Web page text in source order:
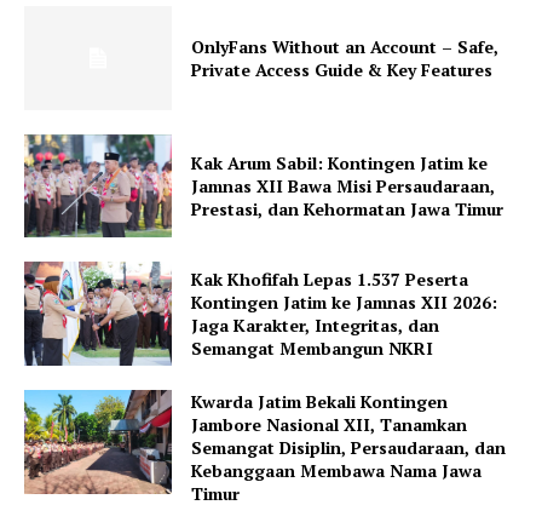
OnlyFans Without an Account – Safe,
Private Access Guide & Key Features
Kak Arum Sabil: Kontingen Jatim ke
Jamnas XII Bawa Misi Persaudaraan,
Prestasi, dan Kehormatan Jawa Timur
Kak Khofifah Lepas 1.537 Peserta
Kontingen Jatim ke Jamnas XII 2026:
Jaga Karakter, Integritas, dan
Semangat Membangun NKRI
Kwarda Jatim Bekali Kontingen
Jambore Nasional XII, Tanamkan
Semangat Disiplin, Persaudaraan, dan
Kebanggaan Membawa Nama Jawa
Timur